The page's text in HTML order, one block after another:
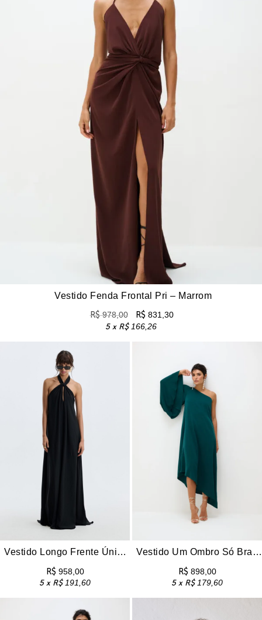
Vestido Fenda Frontal Pri – Marrom
R$978,00 R$ 831,30
5 x R$166,26
Vestido Longo Frente Única Dih – Preto
R$ 958,00
5 x R$191,60
Vestido Um Ombro Só Braga – Verde Esmeralda
R$ 898,00
5 x R$179,60